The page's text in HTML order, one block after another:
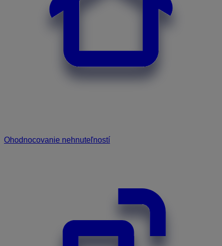
Ohodnocovanie nehnuteľností